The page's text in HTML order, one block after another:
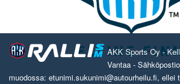
AKK Sports Oy -
Vantaa -
muodossa: etunimi.sukunimi@autourheilu.fi, ellei